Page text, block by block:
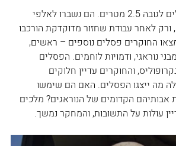
במקור התנשאו הפסלים לגובה 2.5 מטרים. הם נשברו לאלפי
ורק לאחר עבודת שחזור מדוקדקת הורכבו
החוקרים פסלים נוספים – ראשים,
נוראגי, ודמויות לוחמים. הפסלים
והחוקרים עדיין חלוקים
מה ייצגו הפסלים. האם הם שימשו
אבותיהם הקדומים של הנוראגים? מלכים
עולות על התשובות, והמחקר נמשך.